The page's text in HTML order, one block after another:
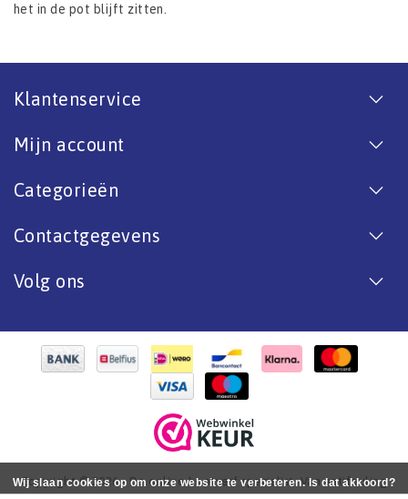
het in de pot blijft zitten.
Klantenservice
Mijn account
Categorieën
Contactgegevens
Volg ons
Copyright © 2026 - De online bootverf specialist. Van antifouling
Wij slaan cookies op om onze website te verbeteren. Is dat akkoord?